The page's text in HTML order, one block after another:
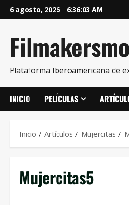
6 agosto, 2026 6:36:04 AM
Plataforma Iberoamericana de
INICIO PELÍCULAS
Inicio Artículos Mujercitas
Mujercitas5